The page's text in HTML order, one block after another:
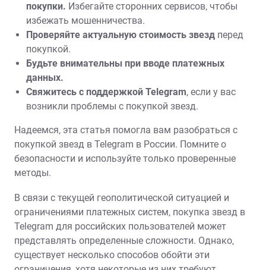
покупки. Избегайте сторонних сервисов‚ чтобы
избежать мошенничества.
Проверяйте актуальную стоимость звезд перед
покупкой.
Будьте внимательны при вводе платежных
данных.
Свяжитесь с поддержкой Telegram‚ если у вас
возникли проблемы с покупкой звезд.
Надеемся‚ эта статья помогла вам разобраться с
покупкой звезд в Telegram в России. Помните о
безопасности и используйте только проверенные
методы.
В связи с текущей геополитической ситуацией и
ограничениями платежных систем‚ покупка звезд в
Telegram для российских пользователей может
представлять определенные сложности. Однако‚
существует несколько способов обойти эти